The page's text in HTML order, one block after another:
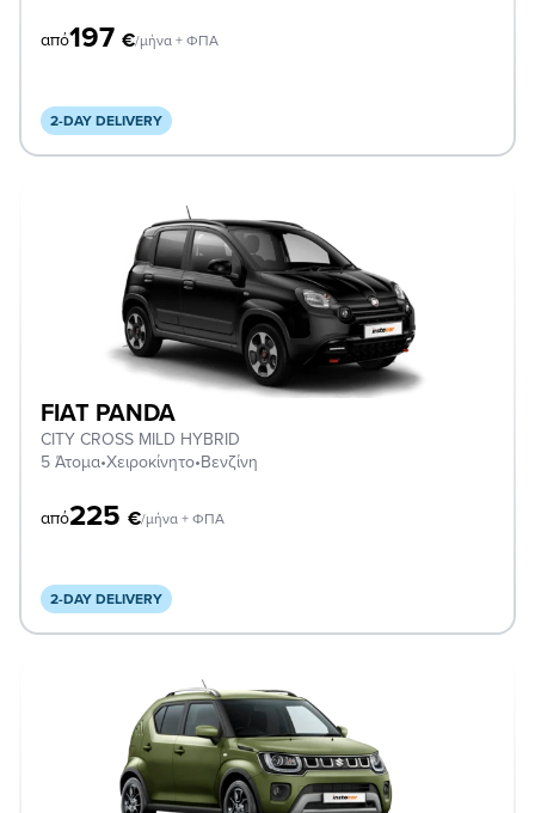
από197 €/μήνα + ΦΠΑ
2-DAY DELIVERY
FIAT PANDA
CITY CROSS MILD HYBRID
5 Άτομα•Χειροκίνητο•Βενζίνη
από225 €/μήνα + ΦΠΑ
2-DAY DELIVERY